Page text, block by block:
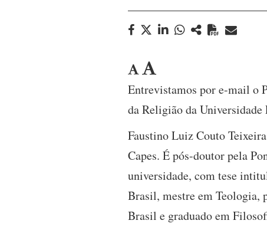
Entrevistamos por e-mail o
da Religião da
Faustino Luiz Couto
Capes. É pós-doutor pela
universidade, com tese
Brasil, mestre em Teologia,
Brasil e graduado em